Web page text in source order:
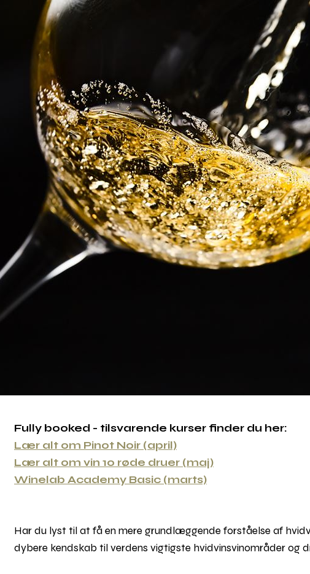
Fully booked - tilsvarende kurser finder du her:
Lær alt om Pinot Noir (april)
Lær alt om vin 10 røde druer (maj)
Winelab Academy Basic (marts)
Har du lyst til at få en mere grundlæggende forståelse af
dybere kendskab til verdens vigtigste hvidvinsvinområder og